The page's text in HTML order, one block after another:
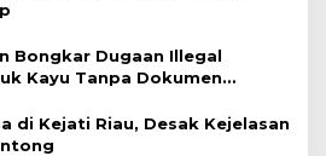
Bongkar Dugaan Illegal
Kayu Tanpa Dokumen
di Kejati Riau, Desak Kejelasan